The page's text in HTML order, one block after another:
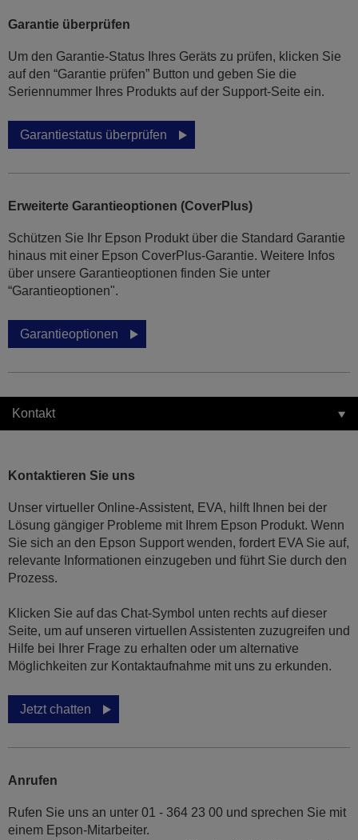
Garantie überprüfen
Um den Garantie-Status Ihres Geräts zu prüfen, klicken Sie
auf den “Garantie prüfen” Button und geben Sie die
Seriennummer Ihres Produkts auf der Support-Seite ein.
Garantiestatus überprüfen
Erweiterte Garantieoptionen (CoverPlus)
Schützen Sie Ihr Epson Produkt über die Standard Garantie
hinaus mit einer Epson CoverPlus-Garantie. Weitere Infos
über unsere Garantieoptionen finden Sie unter
“Garantieoptionen".
Garantieoptionen
Kontakt
Kontaktieren Sie uns
Unser virtueller Online-Assistent, EVA, hilft Ihnen bei der
Lösung gängiger Probleme mit Ihrem Epson Produkt. Wenn
Sie sich an den Epson Support wenden, fordert EVA Sie auf,
relevante Informationen einzugeben und führt Sie durch den
Prozess.
Klicken Sie auf das Chat-Symbol unten rechts auf dieser
Seite, um auf unseren virtuellen Assistenten zuzugreifen und
Hilfe bei Ihrer Frage zu erhalten oder um alternative
Möglichkeiten zur Kontaktaufnahme mit uns zu erkunden.
Jetzt chatten
Anrufen
Rufen Sie uns an unter 01 - 364 23 00 und sprechen Sie mit
einem Epson-Mitarbeiter.